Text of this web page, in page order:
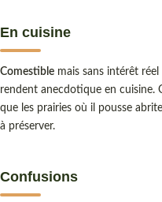
En cuisine
Comestible mais sans intérêt
rendent anecdotique en cuisine.
que les prairies où il pousse
à préserver.
Confusions